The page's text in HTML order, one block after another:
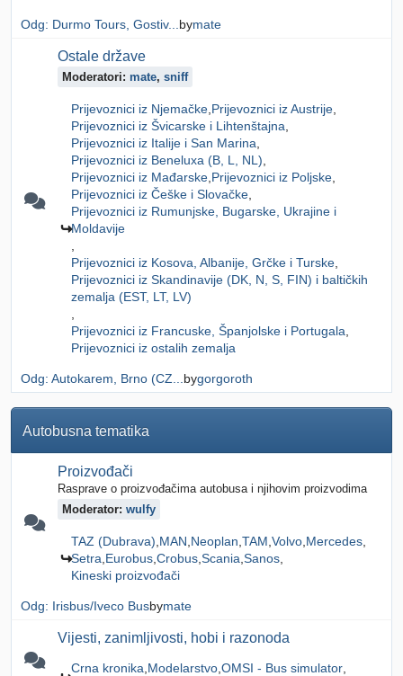
Odg: Durmo Tours, Gostiv... bymate
Ostale države
Moderatori: mate, sniff
Prijevoznici iz Njemačke Prijevoznici iz Austrije
Prijevoznici iz Švicarske i Lihtenštajna
Prijevoznici iz Italije i San Marina
Prijevoznici iz Beneluxa (B, L, NL)
Prijevoznici iz Mađarske Prijevoznici iz Poljske
Prijevoznici iz Češke i Slovačke
Prijevoznici iz Rumunjske, Bugarske, Ukrajine i
Moldavije
Prijevoznici iz Kosova, Albanije, Grčke i Turske
Prijevoznici iz Skandinavije (DK, N, S, FIN) i baltičkih
zemalja (EST, LT, LV)
Prijevoznici iz Francuske, Španjolske i Portugala
Prijevoznici iz ostalih zemalja
Odg: Autokarem, Brno (CZ... bygorgoroth
Autobusna tematika
Proizvođači
Rasprave o proizvođačima autobusa i njihovim proizvodima
Moderator: wulfy
TAZ (Dubrava) MAN Neoplan TAM Volvo Mercedes
Setra Eurobus Crobus Scania Sanos
Kineski proizvođači
Odg: Irisbus/Iveco Busbymate
Vijesti, zanimljivosti, hobi i razonoda
Crna kronika Modelarstvo OMSI - Bus simulator